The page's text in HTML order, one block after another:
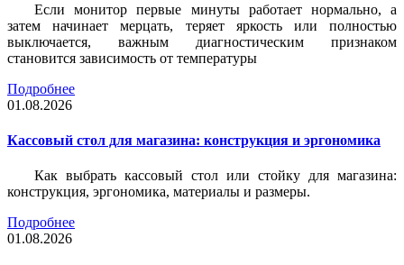
Если монитор первые минуты работает нормально, а
затем начинает мерцать, теряет яркость или полностью
выключается, важным диагностическим признаком
становится зависимость от температуры
Подробнее
01.08.2026
Кассовый стол для магазина: конструкция и эргономика
Как выбрать кассовый стол или стойку для магазина:
конструкция, эргономика, материалы и размеры.
Подробнее
01.08.2026